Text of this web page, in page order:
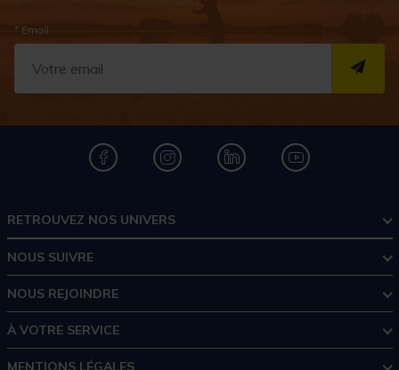
* Email
RETROUVEZ NOS UNIVERS
NOUS SUIVRE
NOUS REJOINDRE
À VOTRE SERVICE
MENTIONS LÉGALES